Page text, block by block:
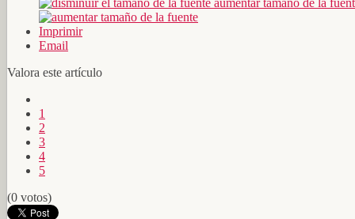
Imprimir
Email
Valora este artículo
1
2
3
4
5
(0 votos)